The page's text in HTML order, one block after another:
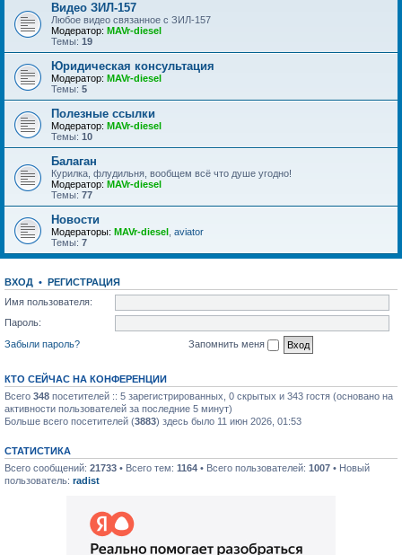
Видео ЗИЛ-157
Любое видео связанное с ЗИЛ-157
Модератор: MAVr-diesel
Темы: 19
Юридическая консультация
Модератор: MAVr-diesel
Темы: 5
Полезные ссылки
Модератор: MAVr-diesel
Темы: 10
Балаган
Курилка, флудильня, вообщем всё что душе угодно!
Модератор: MAVr-diesel
Темы: 77
Новости
Модераторы: MAVr-diesel aviator
Темы: 7
ВХОД • РЕГИСТРАЦИЯ
Имя пользователя:
Пароль:
Забыли пароль?
Запомнить меня
КТО СЕЙЧАС НА КОНФЕРЕНЦИИ
Всего 348 посетителей :: 5 зарегистрированных, 0 скрытых и 343 гостя (основано на
активности пользователей за последние 5 минут)
Больше всего посетителей (3883) здесь было 11 июн 2026, 01:53
СТАТИСТИКА
Всего сообщений: 21733 • Всего тем: 1164 • Всего пользователей: 1007 • Новый
пользователь: radist